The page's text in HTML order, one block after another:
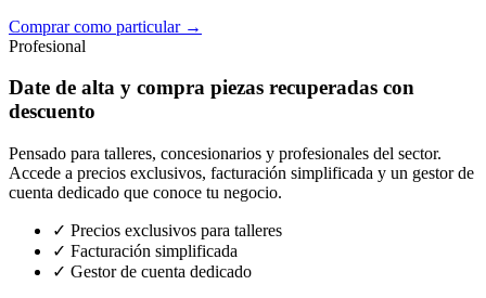
Comprar como particular →
Profesional
Date de alta y compra piezas recuperadas con
descuento
Pensado para talleres, concesionarios y profesionales del sector.
Accede a precios exclusivos, facturación simplificada y un gestor de
cuenta dedicado que conoce tu negocio.
✓ Precios exclusivos para talleres
✓ Facturación simplificada
✓ Gestor de cuenta dedicado